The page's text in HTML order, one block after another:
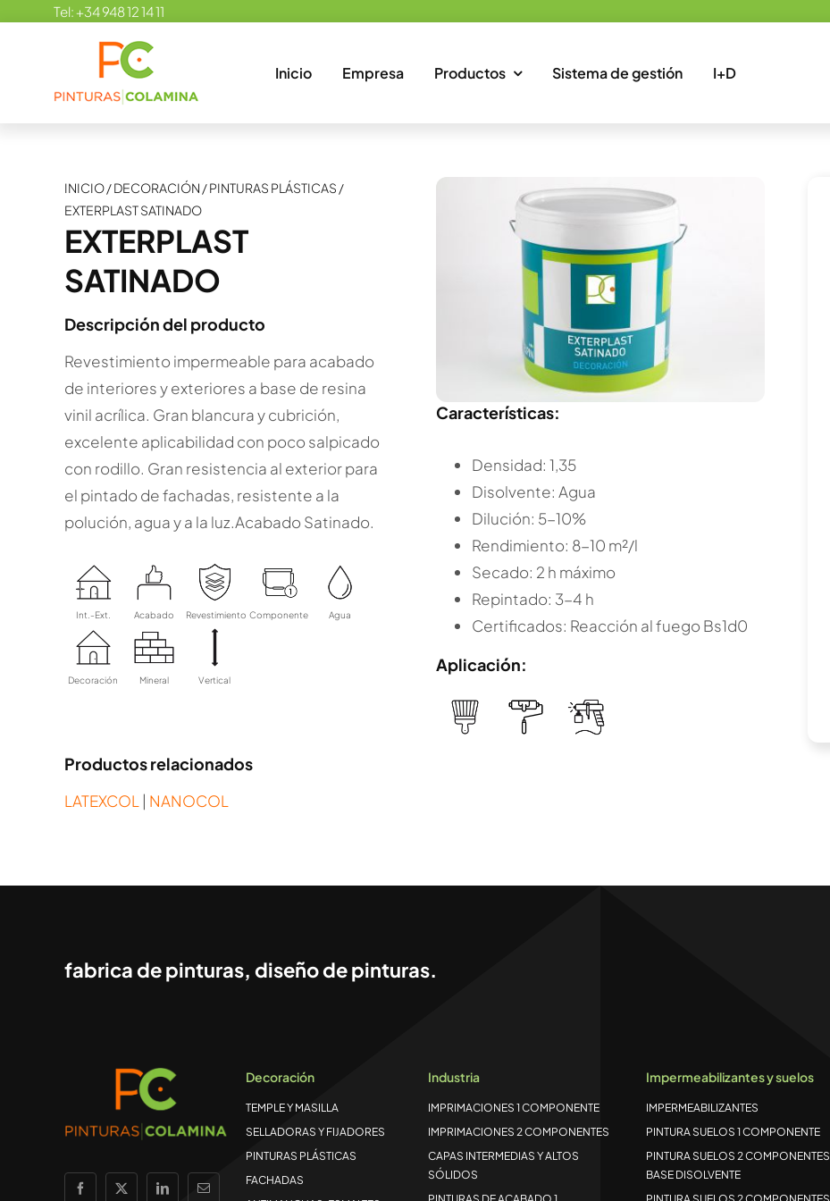
Tel:+34 948 12 14 11
Inicio Empresa Productos Sistema de gestión I+D
INICIO/DECORACIÓN /PINTURAS PLÁSTICAS /
EXTERPLAST SATINADO
EXTERPLAST
SATINADO
Descripción del producto
Revestimiento impermeable para acabado
de interiores y exteriores a base de resina
vinil acrílica. Gran blancura y cubrición,
excelente aplicabilidad con poco salpicado
con rodillo. Gran resistencia al exterior para
el pintado de fachadas, resistente a la
polución, agua y a la luz.Acabado Satinado.
Int.-Ext. Acabado Revestimiento Componente Agua
Decoración Mineral Vertical
Características:
Densidad: 1,35
Disolvente: Agua
Dilución: 5-10%
Rendimiento: 8-10 m²/l
Secado: 2 h máximo
Repintado: 3-4 h
Certificados: Reacción al fuego Bs1d0
Aplicación:
Productos relacionados
LATEXCOL | NANOCOL
fabrica de pinturas, diseño de pinturas.
Decoración
TEMPLE Y MASILLA
SELLADORAS Y FIJADORES
PINTURAS PLÁSTICAS
FACHADAS
Industria
IMPRIMACIONES 1 COMPONENTE
IMPRIMACIONES 2 COMPONENTES
CAPAS INTERMEDIAS Y ALTOS
SÓLIDOS
Impermeabilizantes y suelos
IMPERMEABILIZANTES
PINTURA SUELOS 1 COMPONENTE
PINTURA SUELOS 2 COMPONENTES
BASE DISOLVENTE